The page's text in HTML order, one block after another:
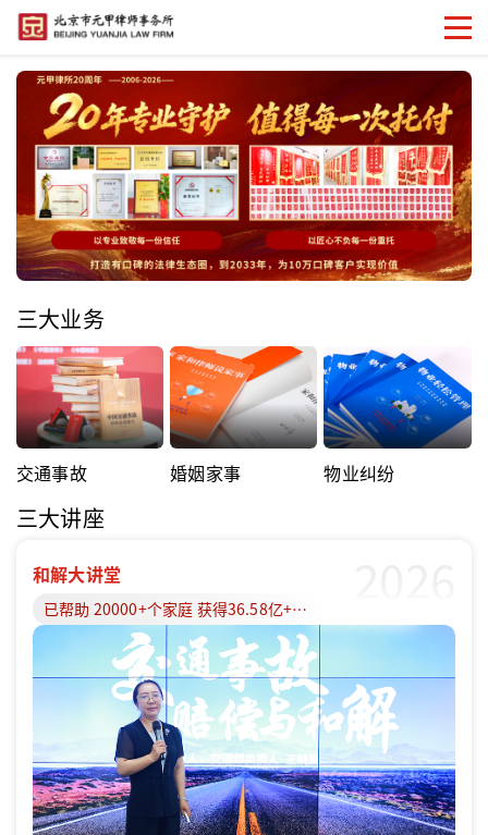
三大业务
交通事故 婚姻家事 物业纠纷
三大讲座
和解大讲堂
已帮助 20000+个家庭 获得36.58亿+赔偿款